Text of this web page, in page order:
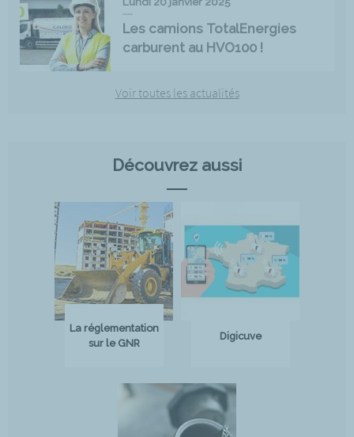
Les camions TotalEnergies
carburent au HVO100 !
Voir toutes les actualités
Découvrez aussi
La réglementation
sur le GNR
Digicuve